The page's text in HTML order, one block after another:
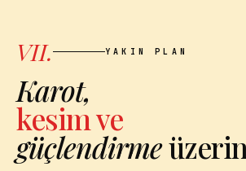
VII. YAKIN PLAN
Karot,
kesim ve
güçlendirme